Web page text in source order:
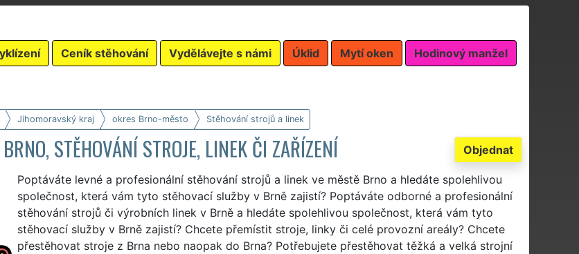
Ceník stěhování Vydělávejte s námi Úklid Mytí oken Hodinový manžel
Jihomoravský kraj okres Brno-město Stěhování strojů a linek
Objednat
STĚHOVÁNÍ STROJE, LINEK ČI ZAŘÍZENÍ
Poptáváte levné a profesionální stěhování strojů a linek ve městě Brno a hledáte spolehlivou
společnost, která vám tyto stěhovací služby v Brně zajistí? Poptáváte odborné a profesionální
stěhování strojů či výrobních linek v Brně a hledáte spolehlivou společnost, která vám tyto
stěhovací služby v Brně zajistí? Chcete přemístit stroje, linky či celé provozní areály? Chcete
přestěhovat stroje z Brna nebo naopak do Brna? Potřebujete přestěhovat těžká a velká strojní